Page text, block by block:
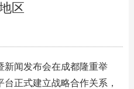
区
新闻发布会在成都隆重举
正式建立战略合作关系，